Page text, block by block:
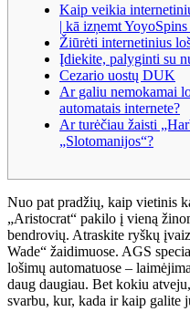
Kaip veikia
| kā izņemt YoyoSpins
Žiūrėti internetinius
Įdiekite, palyginti su
Cezario uostų DUK
Ar galiu nemokamai
automatais internete?
Ar turėčiau žaisti
„Slotomanijos“?
Nuo pat pradžių, kaip vietinis
„Aristocrat“ pakilo į vieną
bendrovių. Atraskite ryškų
Wade“ žaidimuose. AGS
lošimų automatuose –
daug daugiau. Bet kokiu
svarbu, kur, kada ir kaip galite